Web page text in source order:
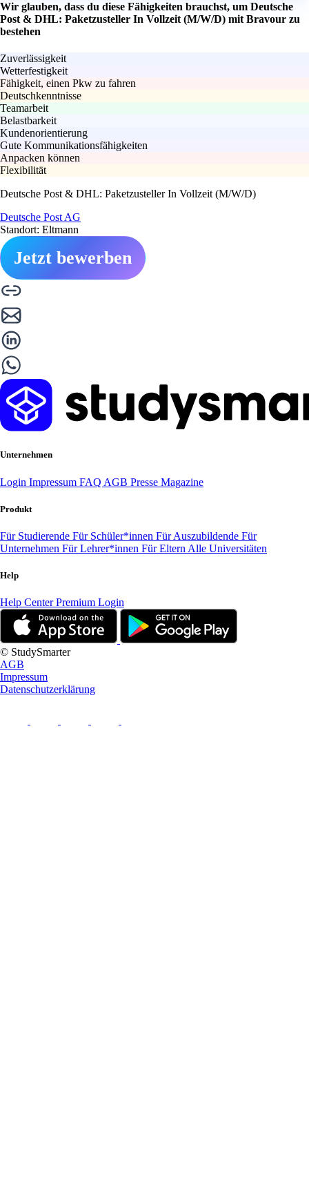
Wir glauben, dass du diese Fähigkeiten brauchst, um Deutsche
Post & DHL: Paketzusteller In Vollzeit (M/W/D) mit Bravour zu
bestehen
Zuverlässigkeit
Wetterfestigkeit
Fähigkeit, einen Pkw zu fahren
Deutschkenntnisse
Teamarbeit
Belastbarkeit
Kundenorientierung
Gute Kommunikationsfähigkeiten
Anpacken können
Flexibilität
Deutsche Post & DHL: Paketzusteller In Vollzeit (M/W/D)
Deutsche Post AG
Standort: Eltmann
Jetzt bewerben
Unternehmen
Login Impressum FAQ AGB Presse Magazine
Produkt
Für Studierende Für Schüler*innen Für Auszubildende Für
Unternehmen Für Lehrer*innen Für Eltern Alle Universitäten
Help
Help CenterPremium Login
© StudySmarter
AGB
Impressum
Datenschutzerklärung